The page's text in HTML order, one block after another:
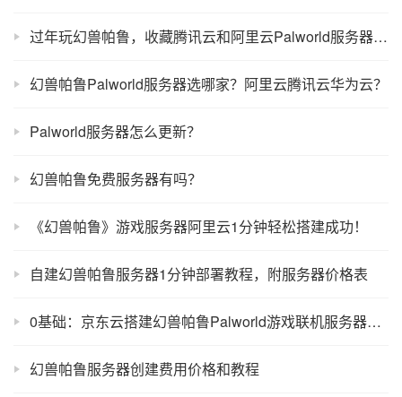
过年玩幻兽帕鲁，收藏腾讯云和阿里云Palworld服务器搭建教程
幻兽帕鲁Palworld服务器选哪家？阿里云腾讯云华为云？
Palworld服务器怎么更新？
幻兽帕鲁免费服务器有吗？
《幻兽帕鲁》游戏服务器阿里云1分钟轻松搭建成功！
自建幻兽帕鲁服务器1分钟部署教程，附服务器价格表
0基础：京东云搭建幻兽帕鲁Palworld游戏联机服务器（新手教程）
幻兽帕鲁服务器创建费用价格和教程